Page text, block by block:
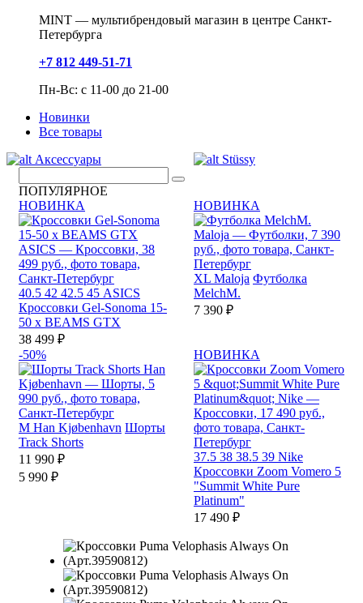
MINT — мультибрендовый магазин в центре Санкт-
Петербурга
+7 812 449-51-71
Пн-Вс: с 11-00 до 21-00
Новинки
Все товары
Аксессуары
Stüssy
ПОПУЛЯРНОЕ
НОВИНКА
40.5 42 42.5 45 ASICS
Кроссовки Gel-Sonoma 15-
50 x BEAMS GTX
38 499 ₽
НОВИНКА
XL Maloja Футболка
MelchM.
7 390 ₽
-50%
M Han Kjøbenhavn Шорты
Track Shorts
11 990 ₽
5 990 ₽
НОВИНКА
37.5 38 38.5 39 Nike
Кроссовки Zoom Vomero 5
"Summit White Pure
Platinum"
17 490 ₽